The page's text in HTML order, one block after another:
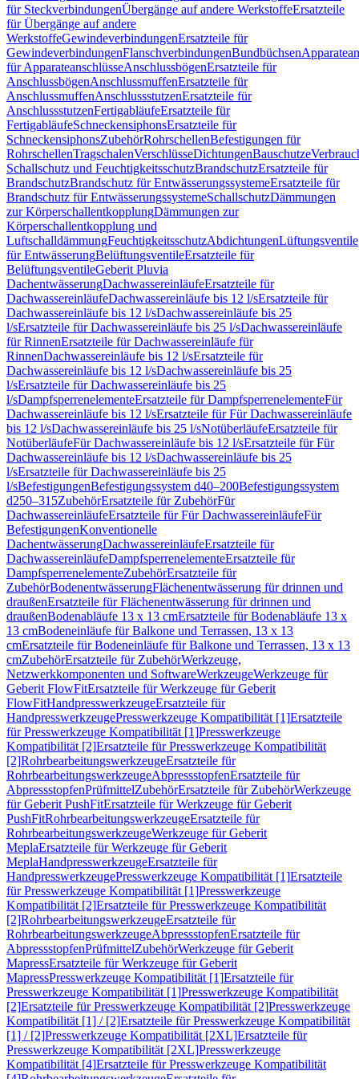
für SteckverbindungenÜbergänge auf andere WerkstoffeErsatzteile
für Übergänge auf andere
WerkstoffeGewindeverbindungenErsatzteile für
GewindeverbindungenFlanschverbindungenBundbüchsen
für ApparateanschlüsseAnschlussbögenErsatzteile für
AnschlussbögenAnschlussmuffenErsatzteile für
AnschlussmuffenAnschlussstutzenErsatzteile für
AnschlussstutzenFertigabläufeErsatzteile für
FertigabläufeSchneckensiphonsErsatzteile für
SchneckensiphonsZubehörRohrschellenBefestigungen für
RohrschellenTragschalenVerschlüsseDichtungenBauschutze
Schallschutz und FeuchtigkeitsschutzBrandschutzErsatzteile für
BrandschutzBrandschutz für EntwässerungssystemeErsatzteile für
Brandschutz für EntwässerungssystemeSchallschutzDämmungen
zur KörperschallentkopplungDämmungen zur
Körperschallentkopplung und
LuftschalldämmungFeuchtigkeitsschutzAbdichtungenLüftungsventile
für EntwässerungBelüftungsventileErsatzteile für
BelüftungsventileGeberit Pluvia
DachentwässerungDachwassereinläufeErsatzteile für
DachwassereinläufeDachwassereinläufe bis 12 l/sErsatzteile für
Dachwassereinläufe bis 12 l/sDachwassereinläufe bis 25
l/sErsatzteile für Dachwassereinläufe bis 25 l/sDachwassereinläufe
für RinnenErsatzteile für Dachwassereinläufe für
RinnenDachwassereinläufe bis 12 l/sErsatzteile für
Dachwassereinläufe bis 12 l/sDachwassereinläufe bis 25
l/sErsatzteile für Dachwassereinläufe bis 25
l/sDampfsperrenelementeErsatzteile für DampfsperrenelementeFür
Dachwassereinläufe bis 12 l/sErsatzteile für Für Dachwassereinläufe
bis 12 l/sDachwassereinläufe bis 25 l/sNotüberläufeErsatzteile für
NotüberläufeFür Dachwassereinläufe bis 12 l/sErsatzteile für Für
Dachwassereinläufe bis 12 l/sDachwassereinläufe bis 25
l/sErsatzteile für Dachwassereinläufe bis 25
l/sBefestigungenBefestigungssystem d40–200Befestigungssystem
d250–315ZubehörErsatzteile für ZubehörFür
DachwassereinläufeErsatzteile für Für DachwassereinläufeFür
BefestigungenKonventionelle
DachentwässerungDachwassereinläufeErsatzteile für
DachwassereinläufeDampfsperrenelementeErsatzteile für
DampfsperrenelementeZubehörErsatzteile für
ZubehörBodenentwässerungFlächenentwässerung für drinnen und
draußenErsatzteile für Flächenentwässerung für drinnen und
draußenBodenabläufe 13 x 13 cmErsatzteile für Bodenabläufe 13 x
13 cmBodeneinläufe für Balkone und Terrassen, 13 x 13
cmErsatzteile für Bodeneinläufe für Balkone und Terrassen, 13 x 13
cmZubehörErsatzteile für ZubehörWerkzeuge,
Netzwerkkomponenten und SoftwareWerkzeugeWerkzeuge für
Geberit FlowFitErsatzteile für Werkzeuge für Geberit
FlowFitHandpresswerkzeugeErsatzteile für
HandpresswerkzeugePresswerkzeuge Kompatibilität [1]Ersatzteile
für Presswerkzeuge Kompatibilität [1]Presswerkzeuge
Kompatibilität [2]Ersatzteile für Presswerkzeuge Kompatibilität
[2]RohrbearbeitungswerkzeugeErsatzteile für
RohrbearbeitungswerkzeugeAbpressstopfenErsatzteile für
AbpressstopfenPrüfmittelZubehörErsatzteile für ZubehörWerkzeuge
für Geberit PushFitErsatzteile für Werkzeuge für Geberit
PushFitRohrbearbeitungswerkzeugeErsatzteile für
RohrbearbeitungswerkzeugeWerkzeuge für Geberit
MeplaErsatzteile für Werkzeuge für Geberit
MeplaHandpresswerkzeugeErsatzteile für
HandpresswerkzeugePresswerkzeuge Kompatibilität [1]Ersatzteile
für Presswerkzeuge Kompatibilität [1]Presswerkzeuge
Kompatibilität [2]Ersatzteile für Presswerkzeuge Kompatibilität
[2]RohrbearbeitungswerkzeugeErsatzteile für
RohrbearbeitungswerkzeugeAbpressstopfenErsatzteile für
AbpressstopfenPrüfmittelZubehörWerkzeuge für Geberit
MapressErsatzteile für Werkzeuge für Geberit
MapressPresswerkzeuge Kompatibilität [1]Ersatzteile für
Presswerkzeuge Kompatibilität [1]Presswerkzeuge Kompatibilität
[2]Ersatzteile für Presswerkzeuge Kompatibilität [2]Presswerkzeuge
Kompatibilität [1] / [2]Ersatzteile für Presswerkzeuge Kompatibilität
[1] / [2]Presswerkzeuge Kompatibilität [2XL]Ersatzteile für
Presswerkzeuge Kompatibilität [2XL]Presswerkzeuge
Kompatibilität [4]Ersatzteile für Presswerkzeuge Kompatibilität